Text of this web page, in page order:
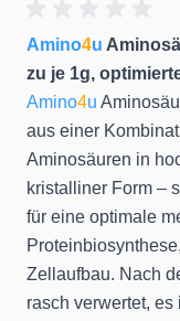
Amino4u
zu je 1g,
Amino4u
aus einer
Aminosäuren in
kristalliner Form –
für eine optimale
Zellaufbau. Nach
rasch verwertet,